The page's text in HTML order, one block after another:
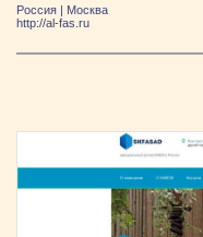
Россия | Москва
http://al-fas.ru